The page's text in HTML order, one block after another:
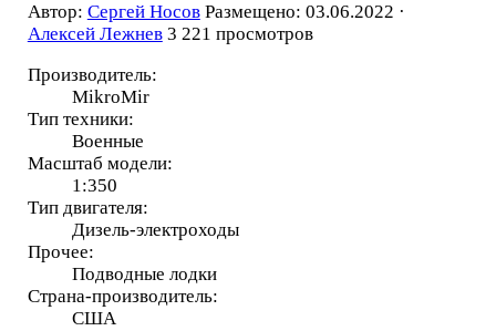
Автор: Сергей Носов Размещено: 03.06.2022 ·
Алексей Лежнев 3 221 просмотров
Производитель:
MikroMir
Тип техники:
Военные
Масштаб модели:
1:350
Тип двигателя:
Дизель-электроходы
Прочее:
Подводные лодки
Страна-производитель:
США